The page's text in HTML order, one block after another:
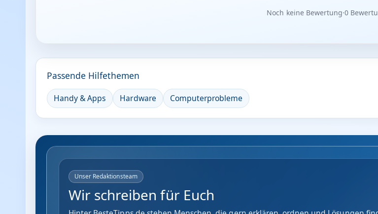
Noch keine Bewertung·0
Passende Hilfethemen
Handy & Apps Hardware Computerprobleme
Unser Redaktionsteam
Wir schreiben für Euch